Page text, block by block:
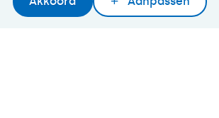
Later lezen Delen